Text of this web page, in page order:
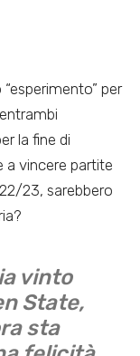
per
la fine di
a vincere partite
23, sarebbero
vinto
State,
sta